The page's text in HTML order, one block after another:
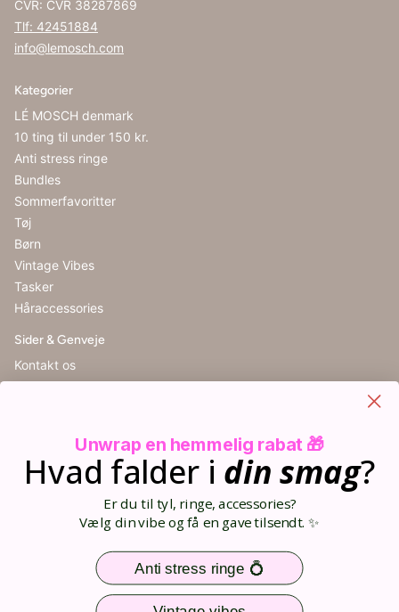
CVR: CVR 38287869
Tlf: 42451884
info@lemosch.com
Kategorier
LÉ MOSCH denmark
10 ting til under 150 kr.
Anti stress ringe
Bundles
Sommerfavoritter
Tøj
Børn
Vintage Vibes
Tasker
Håraccessories
Sider & Genveje
Kontakt os
Handelsbetingelser
Størrelsesguide
Blog
Nem og sikker betaling
Unwrap en hemmelig rabat 🎁
Hvad falder i din smag?
Er du til tyl, ringe, accessories?
Vælg din vibe og få en gave tilsendt. ✨
Anti stress ringe 💍